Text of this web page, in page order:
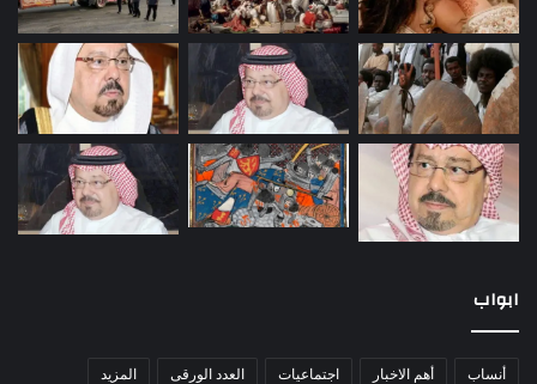
ابواب
أنساب أهم الاخبار اجتماعيات العدد الورقى المزيد